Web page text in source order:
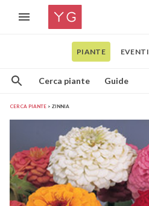
PIANTE EVENTI
Cerca piante Guide
CERCA PIANTE ZINNIA